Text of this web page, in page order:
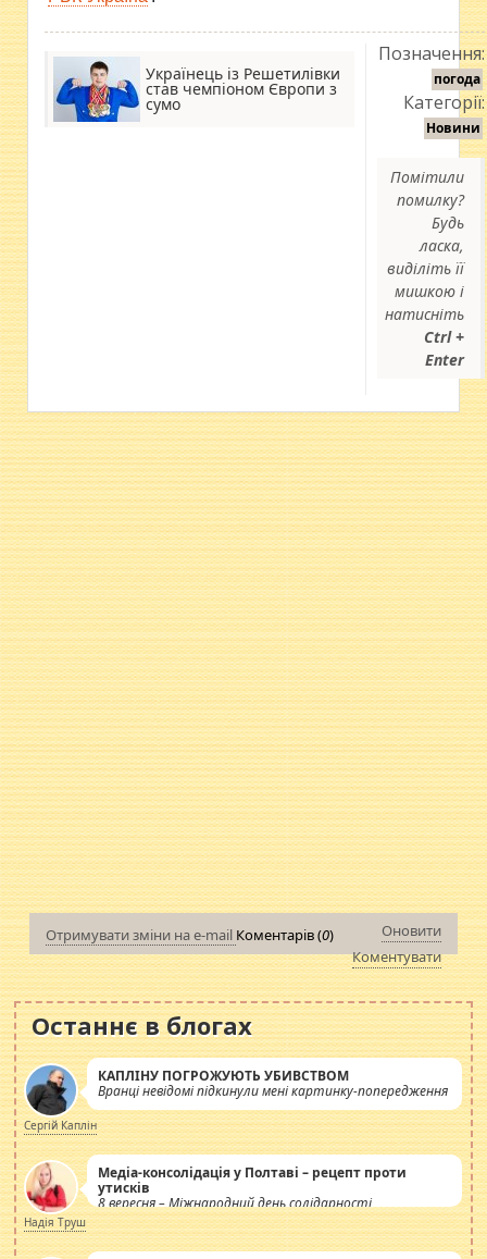
Українець із Решетилівки
став чемпіоном Європи з
сумо
Позначення:
погода
Категорії:
Новини
Помітили
помилку?
Будь
ласка,
виділіть її
мишкою і
натисніть
Ctrl +
Enter
Отримувати зміни на e-mail Коментарів (0)
Оновити
Коментувати
Останнє в блогах
КАПЛІНУ ПОГРОЖУЮТЬ УБИВСТВОМ
Вранці невідомі підкинули мені картинку-попередження
Сергій Каплін
Медіа-консолідація у Полтаві – рецепт проти
утисків
8 вересня – Міжнародний день солідарності
журналістів.
Надія Труш